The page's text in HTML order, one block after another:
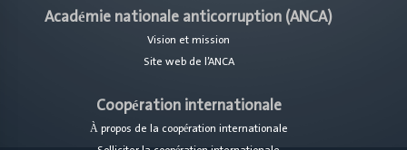
Académie nationale anticorruption (ANCA)
Vision et mission
Site web de l’ANCA
Coopération internationale
À propos de la coopération internationale